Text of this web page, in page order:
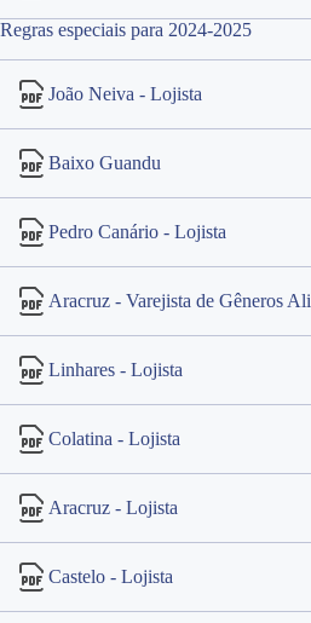
Regras especiais para 2024-2025
João Neiva - Lojista
Baixo Guandu
Pedro Canário - Lojista
Aracruz - Varejista de Gêneros
Linhares - Lojista
Colatina - Lojista
Aracruz - Lojista
Castelo - Lojista